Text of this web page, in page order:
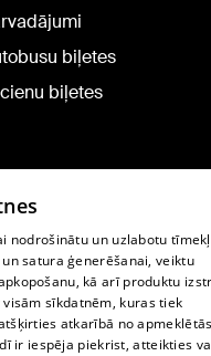
biļetes
biļetes
nodrošinātu un uzlabotu
satura ģenerēšanai, veiktu
kā arī produktu
sīkdatnēm, kuras tiek
atkarībā no
ir iespēja piekrist, atteikties